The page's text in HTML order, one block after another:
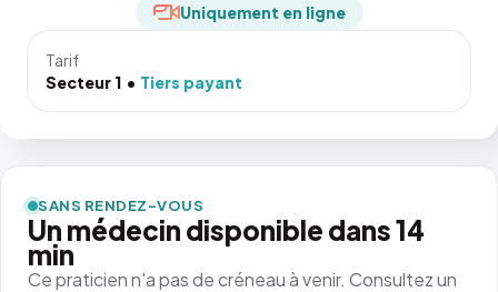
Uniquement en ligne
Tarif
Secteur 1
Tiers payant
SANS RENDEZ-VOUS
Un médecin disponible dans 14
min
Ce praticien n'a pas de créneau à venir. Consultez un